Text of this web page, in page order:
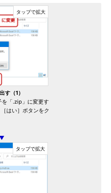
す（1）
を「.zip」に変更す
はい］ボタンをク